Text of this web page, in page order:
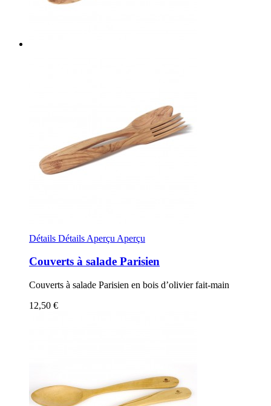
Détails Détails Aperçu Aperçu
Couverts à salade Parisien
Couverts à salade Parisien en bois d’olivier fait-main
12,50 €